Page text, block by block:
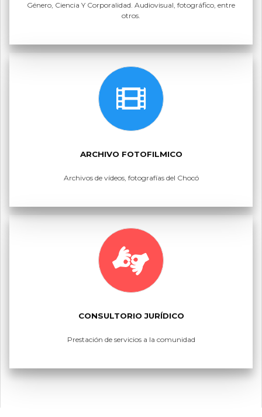
Género, Ciencia Y Corporalidad. Audiovisual, fotográfico, entre
otros.
ARCHIVO FOTOFILMICO
Archivos de vídeos, fotografías del Chocó
CONSULTORIO JURÍDICO
Prestación de servicios a la comunidad